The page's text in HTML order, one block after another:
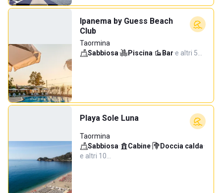
Ipanema by Guess Beach
Club
Taormina
Sabbiosa· Piscina· Bar·e altri 5…
Playa Sole Luna
Taormina
Sabbiosa· Cabine· Doccia calda·
e altri 10…